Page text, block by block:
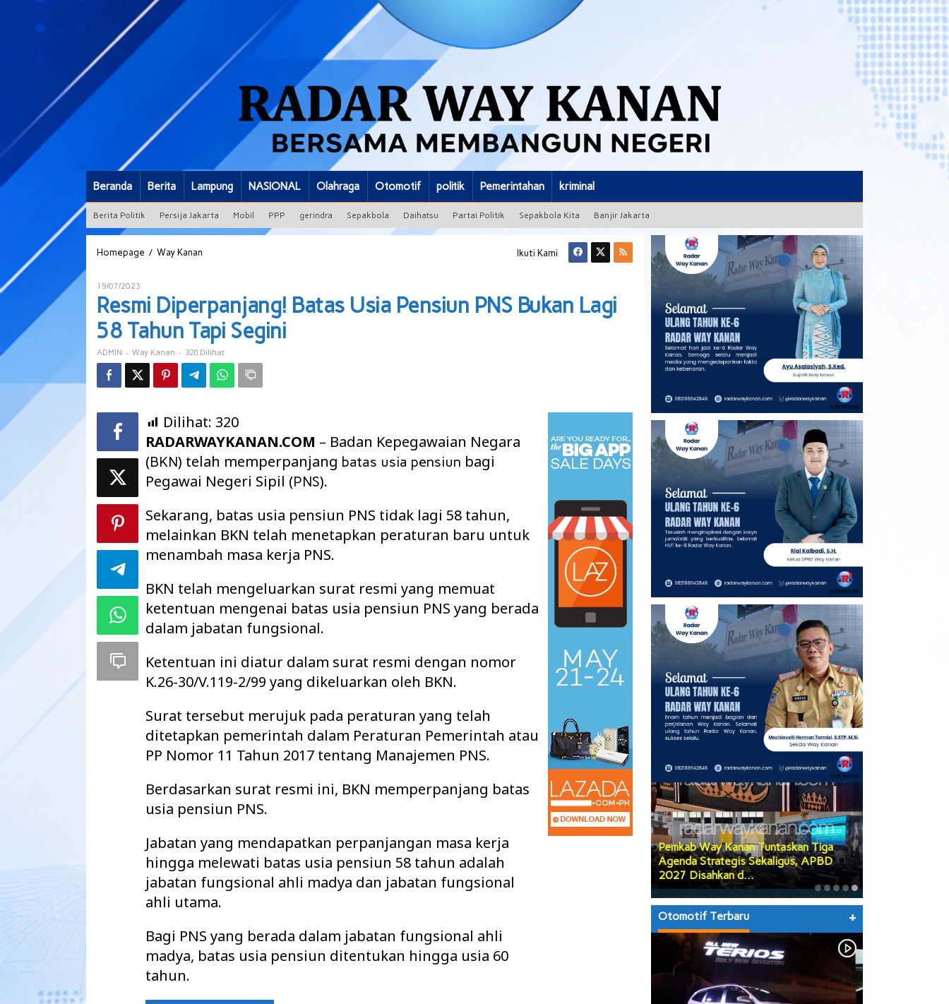
Beranda Berita Lampung NASIONAL Olahraga Otomotif politik Pemerintahan kriminal
Berita Politik Persija Jakarta Mobil PPP gerindra Sepakbola Daihatsu Partai Politik Sepakbola Kita Banjir Jakarta
Homepage / Way Kanan
Pensiun
PNS
Bukan
Lagi
58
Tahun
Tapi
Ikuti Kami
19/07/2023
ADMIN
Resmi Diperpanjang! Batas Usia Pensiun PNS Bukan Lagi
58 Tahun Tapi Segini
ADMIN - Way Kanan - 320 Dilihat
Dilihat: 320
RADARWAYKANAN.COM – Badan Kepegawaian Negara
(BKN) telah memperpanjang batas usia pensiun bagi
Pegawai Negeri Sipil (PNS).
Sekarang, batas usia pensiun PNS tidak lagi 58 tahun,
melainkan BKN telah menetapkan peraturan baru untuk
menambah masa kerja PNS.
BKN telah mengeluarkan surat resmi yang memuat
ketentuan mengenai batas usia pensiun PNS yang berada
dalam jabatan fungsional.
Ketentuan ini diatur dalam surat resmi dengan nomor
K.26-30/V.119-2/99 yang dikeluarkan oleh BKN.
Surat tersebut merujuk pada peraturan yang telah
ditetapkan pemerintah dalam Peraturan Pemerintah atau
PP Nomor 11 Tahun 2017 tentang Manajemen PNS.
Berdasarkan surat resmi ini, BKN memperpanjang batas
usia pensiun PNS.
Jabatan yang mendapatkan perpanjangan masa kerja
hingga melewati batas usia pensiun 58 tahun adalah
jabatan fungsional ahli madya dan jabatan fungsional
ahli utama.
Bagi PNS yang berada dalam jabatan fungsional ahli
madya, batas usia pensiun ditentukan hingga usia 60
tahun.
PGK Usulkan Dialog Terbuka Calon
Wakil Bupati Way Kanan, DPRD Siap
Teruskan Usul…
DPRD Way Kanan Gerak Cepat Bahas
Tiga Agenda Besar, Anggaran Daerah
hingga Prose…
Pemkab Way Kanan Tuntaskan Tiga
Agenda Strategis Sekaligus, APBD
Warga 2 Kecamatan Pertanyakan
Keberadaan Kabel Wifi yang diduga
secara Illegal N…
Otomotif Terbaru +